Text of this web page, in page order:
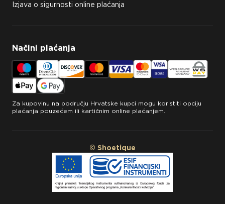
Izjava o sigurnosti online plaćanja
Načini plaćanja
Za kupovinu na području Hrvatske kupci mogu koristiti opciju
plaćanja pouzećem ili kartičnim online plaćanjem.
© Shoetique